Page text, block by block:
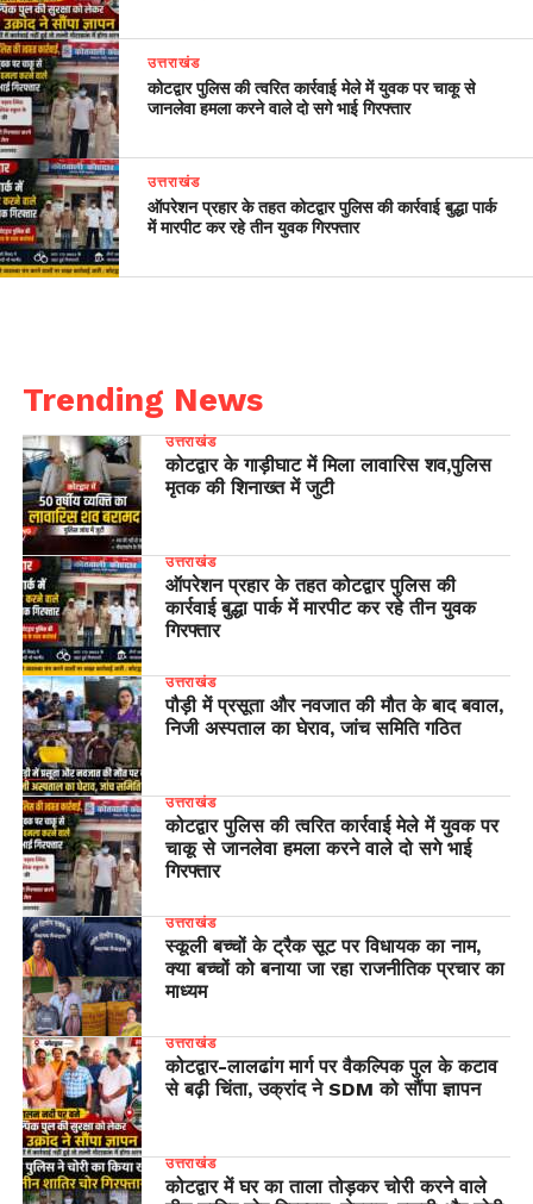
उत्तराखंड
कोटद्वार पुलिस की त्वरित कार्रवाई मेले में युवक पर चाकू से
जानलेवा हमला करने वाले दो सगे भाई गिरफ्तार
उत्तराखंड
ऑपरेशन प्रहार के तहत कोटद्वार पुलिस की कार्रवाई बुद्धा पार्क
में मारपीट कर रहे तीन युवक गिरफ्तार
Trending News
उत्तराखंड
कोटद्वार के गाड़ीघाट में मिला लावारिस शव,पुलिस
मृतक की शिनाख्त में जुटी
उत्तराखंड
ऑपरेशन प्रहार के तहत कोटद्वार पुलिस की
कार्रवाई बुद्धा पार्क में मारपीट कर रहे तीन युवक
गिरफ्तार
उत्तराखंड
पौड़ी में प्रसूता और नवजात की मौत के बाद बवाल,
निजी अस्पताल का घेराव, जांच समिति गठित
उत्तराखंड
कोटद्वार पुलिस की त्वरित कार्रवाई मेले में युवक पर
चाकू से जानलेवा हमला करने वाले दो सगे भाई
गिरफ्तार
उत्तराखंड
स्कूली बच्चों के ट्रैक सूट पर विधायक का नाम,
क्या बच्चों को बनाया जा रहा राजनीतिक प्रचार का
माध्यम
उत्तराखंड
​कोटद्वार-लालढांग मार्ग पर वैकल्पिक पुल के कटाव
से बढ़ी चिंता, उक्रांद ने SDM को सौंपा ज्ञापन
उत्तराखंड
कोटद्वार में घर का ताला तोड़कर चोरी करने वाले